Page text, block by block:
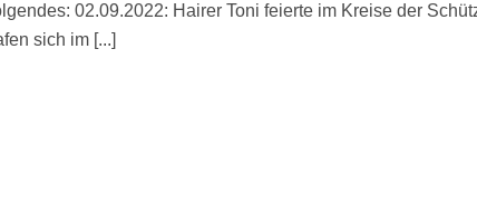
02.09.2022: Hairer Toni feierte im Kreise der
sich im [...]